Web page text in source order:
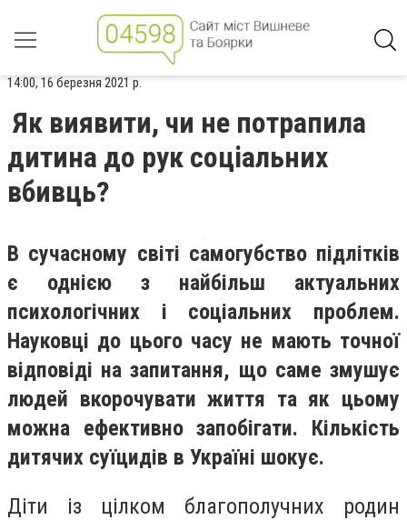
14:00, 16 березня 2021 р.
Як виявити, чи не потрапила
дитина до рук соціальних
вбивць?
В сучасному світі самогубство підлітків
є однією з найбільш актуальних
психологічних і соціальних проблем.
Науковці до цього часу не мають точної
відповіді на запитання, що саме змушує
людей вкорочувати життя та як цьому
можна ефективно запобігати. Кількість
дитячих суїцидів в Україні шокує.
Діти із цілком благополучних родин